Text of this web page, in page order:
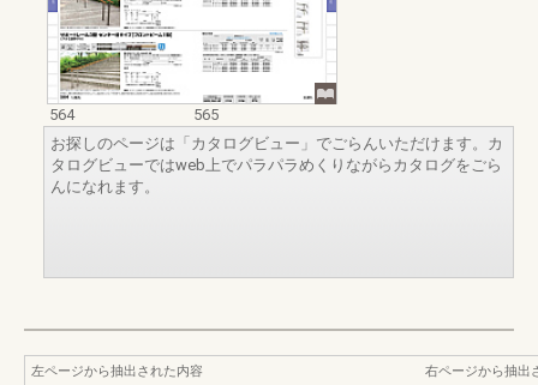
564
565
お探しのページは「カタログビュー」でごらんいただけます。カ
タログビューではweb上でパラパラめくりながらカタログをごら
んになれます。
左ページから抽出された内容
右ページから抽出